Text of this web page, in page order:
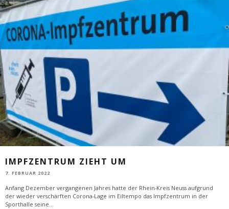
IMPFZENTRUM ZIEHT UM
7. FEBRUAR 2022
Anfang Dezember vergangenen Jahres hatte der Rhein-Kreis Neuss aufgrund
der wieder verschärften Corona-Lage im Eiltempo das Impfzentrum in der
Sporthalle seine...